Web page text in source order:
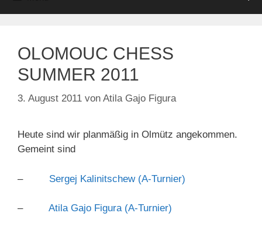
OLOMOUC CHESS
SUMMER 2011
3. August 2011 von Atila Gajo Figura
Heute sind wir planmäßig in Olmütz angekommen.
Gemeint sind
– Sergej Kalinitschew (A-Turnier)
– Atila Gajo Figura (A-Turnier)